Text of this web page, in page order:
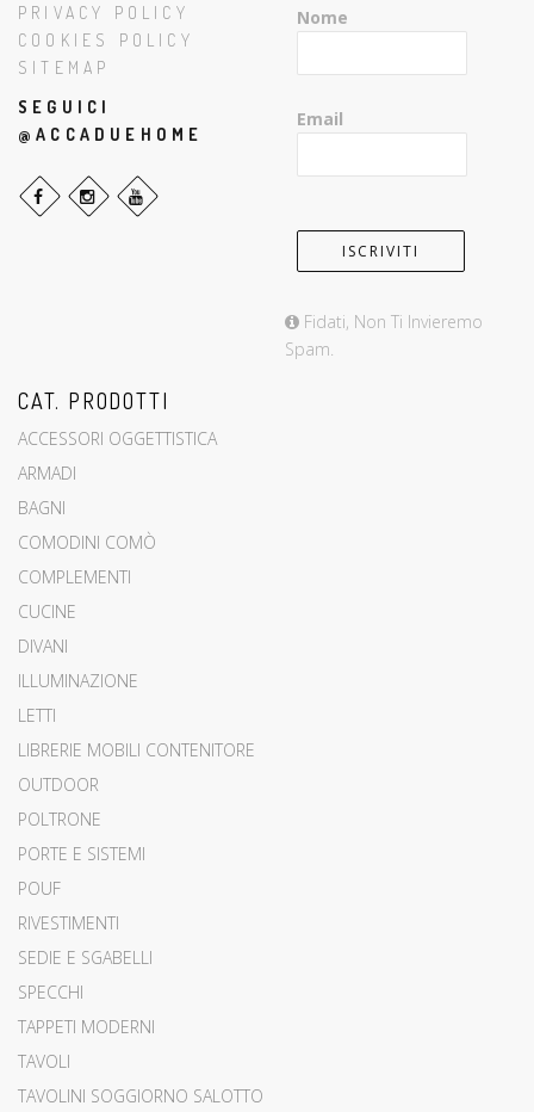
PRIVACY POLICY
COOKIES POLICY
SITEMAP
SEGUICI
@ACCADUEHOME
Nome
Email
Fidati, Non Ti Invieremo
Spam.
CAT. PRODOTTI
ACCESSORI OGGETTISTICA
ARMADI
BAGNI
COMODINI COMÒ
COMPLEMENTI
CUCINE
DIVANI
ILLUMINAZIONE
LETTI
LIBRERIE MOBILI CONTENITORE
OUTDOOR
POLTRONE
PORTE E SISTEMI
POUF
RIVESTIMENTI
SEDIE E SGABELLI
SPECCHI
TAPPETI MODERNI
TAVOLI
TAVOLINI SOGGIORNO SALOTTO